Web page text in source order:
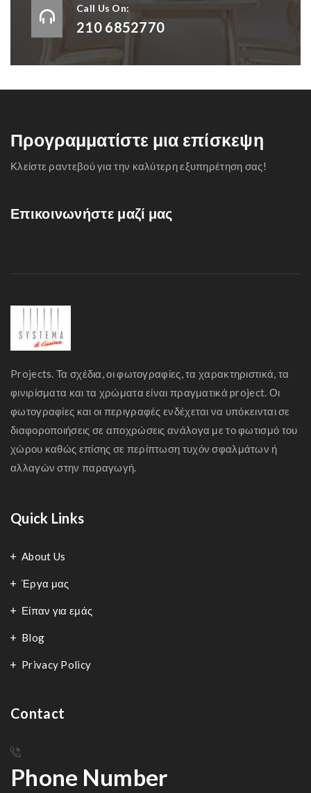
Call Us On:
210 6852770
Προγραμματίστε μια επίσκεψη
Κλείστε ραντεβού για την καλύτερη εξυπηρέτηση σας!
Επικοινωνήστε μαζί μας
Projects. Τα σχέδια, οι φωτογραφίες, τα χαρακτηριστικά, τα
φινιρίσματα και τα χρώματα είναι πραγματικά project. Οι
φωτογραφίες και οι περιγραφές ενδέχεται να υπόκεινται σε
διαφοροποιήσεις σε αποχρώσεις ανάλογα με το φωτισμό του
χώρου καθώς επίσης σε περίπτωση τυχόν σφαλμάτων ή
αλλαγών στην παραγωγή.
Quick Links
About Us
Έργα μας
Είπαν για εμάς
Blog
Privacy Policy
Contact
Phone Number